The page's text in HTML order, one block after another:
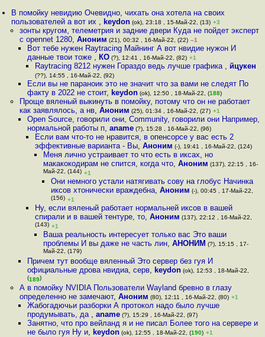
В помойку невидию Очевидно, чихать она хотела на своих
пользователей а вот их , keydon (ok), 23:18 , 15-Май-22, (13) +3
зонты кругом, телеметрия и задние двери Куда не пойдет эксперт
с opennet 1280, Аноним (21), 00:32 , 16-Май-22, (22) –1
Вот тебе нужен Raytracing Майнинг А вот нвидие нужон И
данные твои тоже , КО(?), 12:41 , 16-Май-22, (82) +1
Raytracing 8212 нужен Гораздо ведь лучше графика , йцукен
(??), 14:55 , 16-Май-22, (92)
Если вы не параноик это не значит что за вами не следят По
факту в 2022 не стоит, keydon(ok), 12:50 , 18-Май-22, (188)
Проще вяленый выкинуть в помойку, потому что он не работает
как заявлялось, а нв, Аноним (25), 01:34 , 16-Май-22, (27) +1
Open Source, говорили они, Community, говорили они Например,
нормальной работы п, aname(?), 15:28 , 16-Май-22, (96)
Если вам что-то не нравится, в опенсорсе у вас есть 2
эффективные варианта - Вы,Аноним (-), 19:41 , 16-Май-22, (124)
Меня лично устраивает то что есть в иксах, но
макакокодирам не спится, когда что, Аноним (137), 22:15 , 16-
Май-22, (144) +1
Они немного устали натягивать сову на глобус Начинка
иксов хтонически враждебна, Аноним (-), 00:45 , 17-Май-22,
(156) +1
Ну, если вяленый работает нормальней иксов в вашей
спирали и в вашей тентуре, то,Аноним (137), 22:12 , 16-Май-22,
(143) +1
Ваша реальность интересует только вас Это ваши
проблемы И вы даже не часть лин, АНОНИМ (?), 15:15 , 17-
Май-22, (179)
Причем тут вообще вяленный Это сервер без гуя И
официальные дрова нвидиа, серв, keydon(ok), 12:53 , 18-Май-22,
(189)
А в помойку NVIDIA Пользователи Wayland бревно в глазу
определенно не замечают, Аноним (80), 12:11 , 16-Май-22, (80) +1
Жабогадючьи разборки А протокол надо было лучше
продумывать, да , aname(?), 15:29 , 16-Май-22, (97)
Занятно, что про вейланд я и не писал Более того на сервере и
не было гуя Ну и, keydon(ok), 12:55 , 18-Май-22, (190) +1